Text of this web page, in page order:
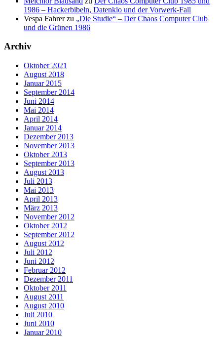
1986 – Hackerbibeln, Datenklo und der Vorwerk-Fall
Vespa Fahrerzu „Die Studie“ – Der Chaos Computer Club
und die Grünen 1986
Archiv
Oktober 2021
August 2018
Januar 2015
September 2014
Juni 2014
Mai 2014
April 2014
Januar 2014
Dezember 2013
November 2013
Oktober 2013
September 2013
August 2013
Juli 2013
Mai 2013
April 2013
März 2013
November 2012
Oktober 2012
September 2012
August 2012
Juli 2012
Juni 2012
Februar 2012
Dezember 2011
Oktober 2011
August 2011
August 2010
Juli 2010
Juni 2010
Januar 2010